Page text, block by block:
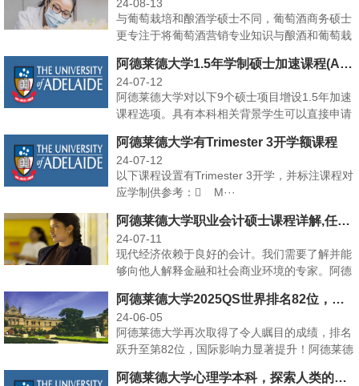
24-08-13
与葡萄栽培和酿酒学硕士不同，葡萄酒商务硕士
更专注于将葡萄酒营销专业知识与酿酒和葡萄栽
阿德莱德大学1.5年学制硕士加速课程(ABLE)
24-07-12
阿德莱德大学对以下9个硕士项目增设1.5年加速
课程选项。具有本科相关背景学生可以直接申请
阿德莱德大学有Trimester 3开学额课程
24-07-12
以下课程设置有Trimester 3开学，并标注课程对
应学制供参考： M···
阿德莱德大学职业会计硕士课程详解,任何专业可以选
24-07-11
现代经济依赖于良好的会计。我们需要了解并能
够向他人解释金融和社会商业环境的专家。阿德
阿德莱德大学2025QS世界排名82位，国际影响力显著提升！
24-06-05
阿德莱德大学再次取得了令人瞩目的成绩，排名
跃升至第82位，国际影响力显著提升！阿德莱德
阿德莱德大学心理学本科，探索人类的思想